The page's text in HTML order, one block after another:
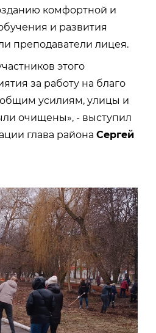
комфортной и
и развития
преподаватели лицея.
этого
за работу на благо
общим усилиям, улицы и
очищены», - выступил
глава района Сергей